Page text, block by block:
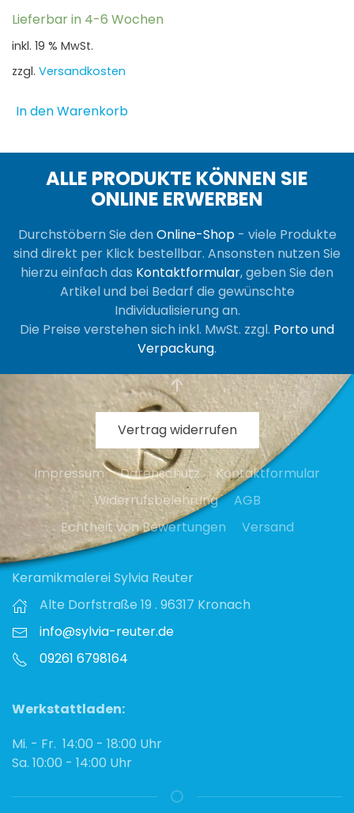
Lieferbar in 4-6 Wochen
inkl. 19 % MwSt.
zzgl. Versandkosten
In den Warenkorb
ALLE PRODUKTE KÖNNEN SIE
ONLINE ERWERBEN
Durchstöbern Sie denOnline-Shop- viele Produkte
sind direkt per Klick bestellbar. Ansonsten nutzen Sie
hierzu einfach das Kontaktformular, geben Sie den
Artikel und bei Bedarf die gewünschte
Individualisierung an.
Die Preise verstehen sich inkl. MwSt. zzgl. Porto und
Verpackung.
Vertrag widerrufen
Impressum Datenschutz
Kontaktformular
Widerrufsbelehrung
AGB
Echtheit von Bewertungen
Versand
Keramikmalerei Sylvia Reuter
Alte Dorfstraße 19 . 96317 Kronach
info@sylvia-reuter.de
09261 6798164‬
Werkstattladen:
Mi. - Fr. 14:00 - 18:00 Uhr
Sa. 10:00 - 14:00 Uhr